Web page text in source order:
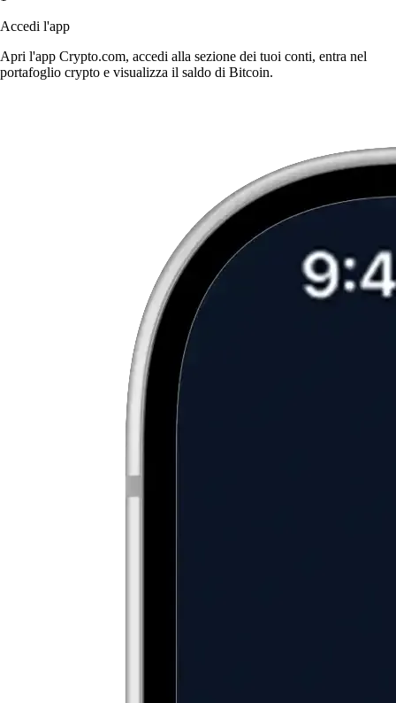
Accedi l'app
Apri l'app Crypto.com, accedi alla sezione dei tuoi conti, entra nel
portafoglio crypto e visualizza il saldo di Bitcoin.